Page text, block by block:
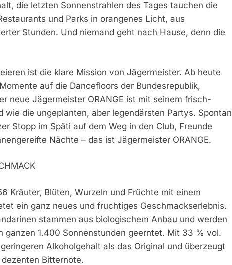
die letzten Sonnenstrahlen des Tages tauchen die
und Parks in orangenes Licht, aus
Stunden. Und niemand geht nach Hause, denn die
ist die klare Mission von Jägermeister. Ab heute
auf die Dancefloors der Bundesrepublik,
neue Jägermeister ORANGE ist mit seinem frisch-
die ungeplanten, aber legendärsten Partys. Spontan
Stopp im Späti auf dem Weg in den Club, Freunde
Nächte – das ist Jägermeister ORANGE.
Kräuter, Blüten, Wurzeln und Früchte mit einem
ein ganz neues und fruchtiges Geschmackserlebnis.
stammen aus biologischem Anbau und werden
ganzen 1.400 Sonnenstunden geerntet. Mit 33 % vol.
Alkoholgehalt als das Original und überzeugt
Bitternote.